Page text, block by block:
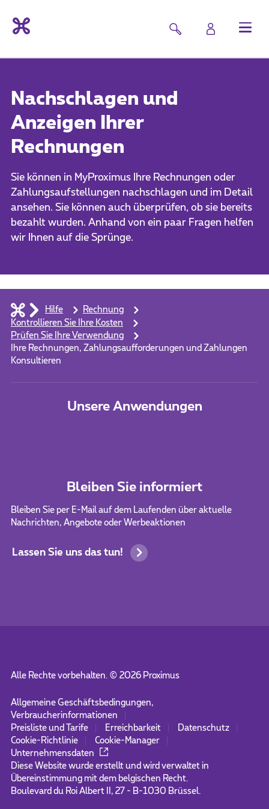
Nachschlagen und
Anzeigen Ihrer
Rechnungen
Sie können in MyProximus Ihre Rechnungen oder
Zahlungsaufstellungen nachschlagen und im Detail
ansehen. Sie können auch überprüfen, ob sie bereits
bezahlt wurden. Anhand von ein paar Fragen helfen
wir Ihnen auf die Sprünge.
Hilfe
Rechnung
Kontrollieren Sie Ihre Kosten
Prüfen Sie Ihre Verwendung
Ihre Rechnungen, Zahlungsaufforderungen und Zahlungen
Konsultieren
Unsere Anwendungen
Bleiben Sie informiert
Bleiben Sie per E-Mail auf dem Laufenden über aktuelle
Nachrichten, Angebote oder Werbeaktionen
Lassen Sie uns das tun!
Alle Rechte vorbehalten. © 2026Proximus
Allgemeine Geschäftsbedingungen,
Verbraucherinformationen
Preisliste und Tarife
Erreichbarkeit
Datenschutz
Cookie-Richtlinie
Cookie-Manager
Unternehmensdaten
Diese Website wurde erstellt und wird verwaltet in
Übereinstimmung mit dem belgischen Recht.
Boulevard du Roi Albert II, 27 - B-1030 Brüssel.